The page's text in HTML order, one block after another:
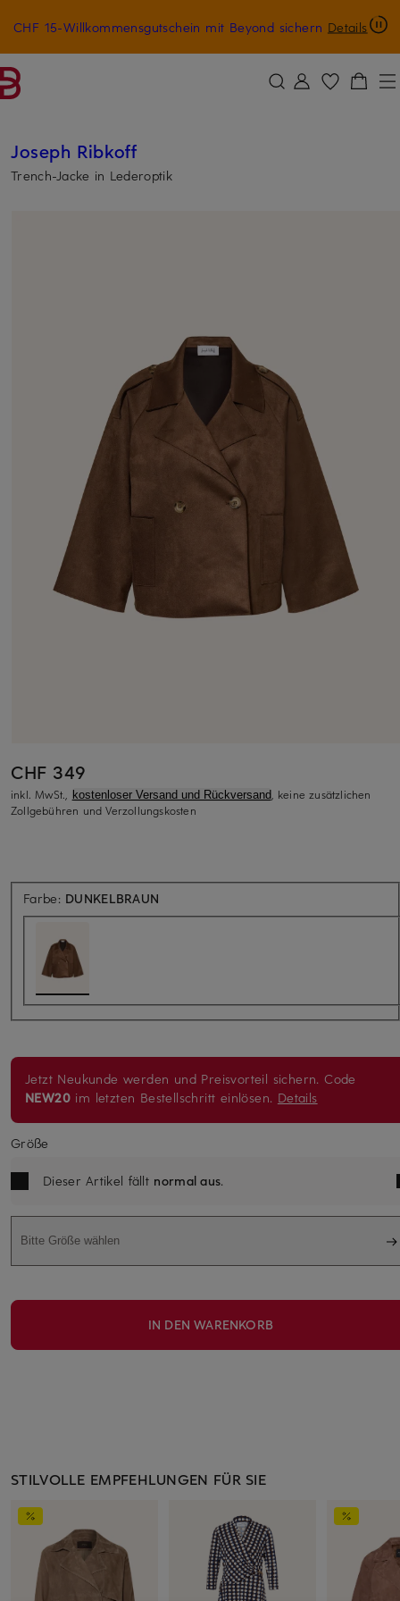
ZUM HAUPTINHALT ÜBERSPRINGEN ZUM SUCHFELD ÜBERSPRINGEN
CHF 15-Willkommensgutschein mit Beyond sichern Details
Joseph Ribkoff
Trench-Jacke in Lederoptik
CHF 349
inkl. MwSt., kostenloser Versand und Rückversand, keine zusätzlichen
Zollgebühren und Verzollungskosten
Farbe: DUNKELBRAUN
Jetzt Neukunde werden und Preisvorteil sichern. Code
NEW20 im letzten Bestellschritt einlösen. Details
Größe
Dieser Artikel fällt normal aus.
Bitte Größe wählen
IN DEN WARENKORB
STILVOLLE EMPFEHLUNGEN FÜR SIE